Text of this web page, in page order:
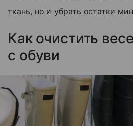
ткань, но и убрать остатки
Как очистить
с обуви